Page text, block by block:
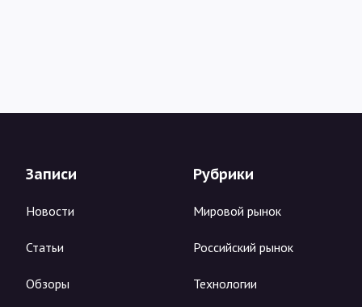
Записи
Новости
Статьи
Обзоры
Рубрики
Мировой рынок
Российский рынок
Технологии